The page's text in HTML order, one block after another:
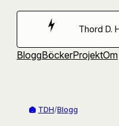
Hoppa
Thord D.
BloggBöckerProjektOm
TDH/Blogg